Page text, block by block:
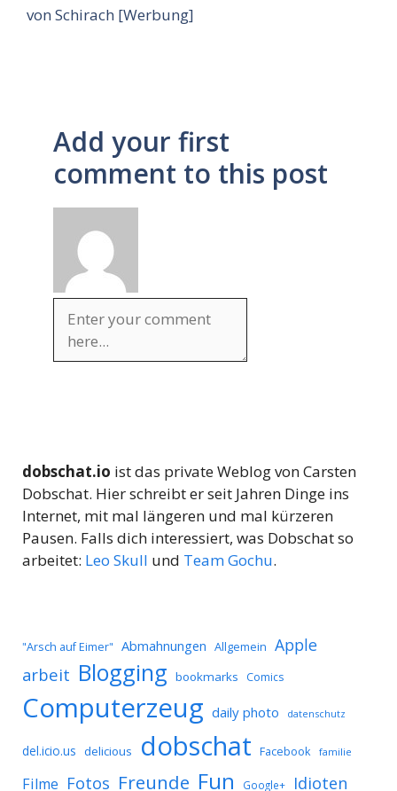
von Schirach [Werbung]
Add your first
comment to this post
dobschat.io ist das private Weblog von Carsten
Dobschat. Hier schreibt er seit Jahren Dinge ins
Internet, mit mal längeren und mal kürzeren
Pausen. Falls dich interessiert, was Dobschat so
arbeitet: Leo Skull und Team Gochu.
"Arsch auf Eimer" Abmahnungen Allgemein Apple
arbeit Blogging bookmarks Comics
Computerzeug daily photo datenschutz
del.icio.us delicious dobschat Facebook familie
Filme Fotos Freunde Fun Google+ Idioten